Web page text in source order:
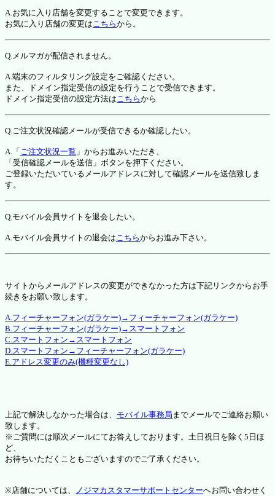
A.お気に入り店舗を変更することで変更できます。
お気に入り店舗の変更はこちらから。
Q.メルマガが配信されません。
A.端末のフィルタリング設定をご確認ください。
また、ドメイン指定受信の設定を行うことで受信できます。
ドメイン指定受信の設定方法はこちらから
Q.ご注文状況確認メールが受信できるか確認したい。
A.「 ご注文状況一覧 」からお進みいただき、
「受信確認メールを送信」ボタンを押下ください。
ご登録いただいているメールアドレスに対して確認メールを送信致しま
す。
Q.モバイル会員サイトを退会したい。
A.モバイル会員サイトの退会はこちらからお進み下さい。
サイトからメールアドレスの変更ができなかった方は下記リンクからお手
続きをお願い致します。
A.フィーチャーフォン(ガラケー)→フィーチャーフォン(ガラケー)
B.フィーチャーフォン(ガラケー)→スマートフォン
C.スマートフォン→スマートフォン
D.スマートフォン→フィーチャーフォン(ガラケー)
E.アドレス変更のみ(機種変更なし)
上記で解決しなかった場合は、 モバイル事務局 までメールでご連絡お願い
致します。
※ご質問には順次メールにてお答えしております。土日祝日を除く5日ほ
ど、
お待ちいただくこともございますのでご了承ください。
※店舗については、 ノジマカスタマーサポートセンターへお問い合わせく